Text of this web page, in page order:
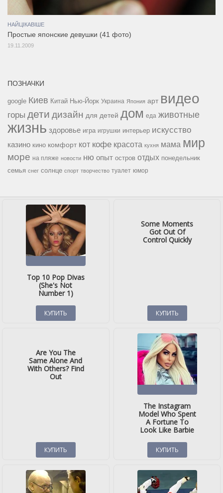
НАЙЦІКАВІШЕ
Простые японские девушки (41 фото)
19.11.2009
ПОЗНАЧКИ
google Киев Китай Нью-Йорк Украина Япония арт видео
горы дети дизайн для детей дом еда животные
жизнь здоровье игра игрушки интерьер искусство
казино кино комфорт кот кофе красота кухня мама мир
море на пляже новости ню опыт остров отдых понедельник
семья снег солнце спорт творчество туалет юмор